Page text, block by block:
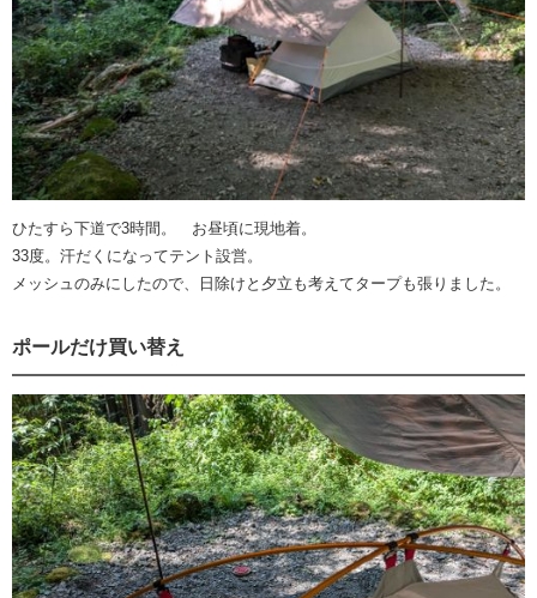
ひたすら下道で3時間。 お昼頃に現地着。
33度。汗だくになってテント設営。
メッシュのみにしたので、日除けと夕立も考えてタープも張りました。
ポールだけ買い替え